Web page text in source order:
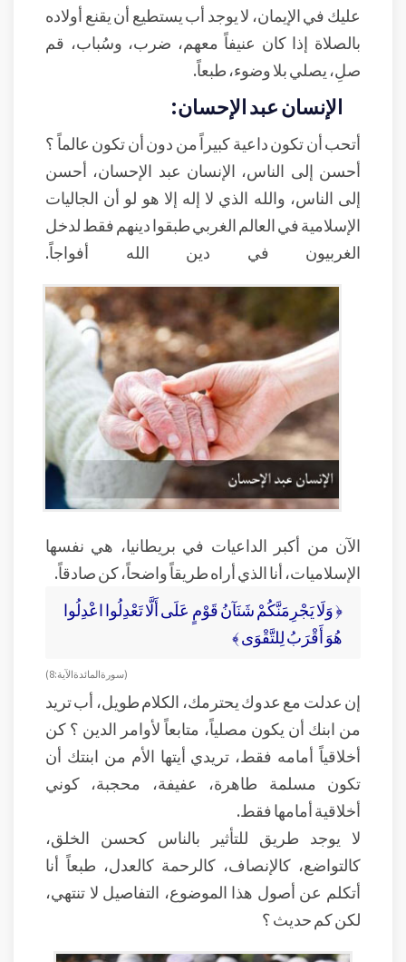
عليك في الإيمان، لا يوجد أب يستطيع أن يقنع أولاده
بالصلاة إذا كان عنيفاً معهم، ضرب، وسُباب، قم
صلِ، يصلي بلا وضوء، طبعاً.
الإنسان عبد الإحسان:
أتحب أن تكون داعية كبيراً من دون أن تكون عالماً ؟
أحسن إلى الناس، الإنسان عبد الإحسان، أحسن
إلى الناس، والله الذي لا إله إلا هو لو أن الجاليات
الإسلامية في العالم الغربي طبقوا دينهم فقط لدخل
الغربيون في دين الله أفواجاً.
الآن من أكبر الداعيات في بريطانيا، هي نفسها
الإسلاميات، أنا الذي أراه طريقاً واضحاً، كن صادقاً.
﴿ وَلَا يَجْرِمَنَّكُمْ شَنَآنُ قَوْمٍ عَلَى أَلَّا تَعْدِلُوا اعْدِلُوا
هُوَ أَقْرَبُ لِلتَّقْوَى ﴾
( سورة المائدة الآية: 8 )
إن عدلت مع عدوك يحترمك، الكلام طويل، أب تريد
من ابنك أن يكون مصلياً، متابعاً لأوامر الدين ؟ كن
أخلاقياً أمامه فقط، تريدي أيتها الأم من ابنتك أن
تكون مسلمة طاهرة، عفيفة، محجبة، كوني
أخلاقية أمامها فقط.
لا يوجد طريق للتأثير بالناس كحسن الخلق،
كالتواضع، كالإنصاف، كالرحمة كالعدل، طبعاً أنا
أتكلم عن أصول هذا الموضوع، التفاصيل لا تنتهي،
لكن كم حديث ؟